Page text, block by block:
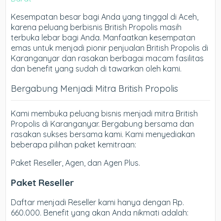
Kesempatan besar bagi Anda yang tinggal di Aceh,
karena peluang berbisnis British Propolis masih
terbuka lebar bagi Anda. Manfaatkan kesempatan
emas untuk menjadi pionir penjualan British Propolis di
Karanganyar dan rasakan berbagai macam fasilitas
dan benefit yang sudah di tawarkan oleh kami.
Bergabung Menjadi Mitra British Propolis
Kami membuka peluang bisnis menjadi mitra British
Propolis di Karanganyar. Bergabung bersama dan
rasakan sukses bersama kami. Kami menyediakan
beberapa pilihan paket kemitraan:
Paket Reseller, Agen, dan Agen Plus.
Paket Reseller
Daftar menjadi Reseller kami hanya dengan Rp.
660.000. Benefit yang akan Anda nikmati adalah: